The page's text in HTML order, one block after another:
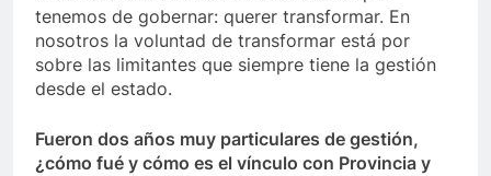
tenemos de gobernar: querer transformar. En
nosotros la voluntad de transformar está por
sobre las limitantes que siempre tiene la gestión
desde el estado.
Fueron dos años muy particulares de gestión,
¿cómo fué y cómo es el vínculo con Provincia y